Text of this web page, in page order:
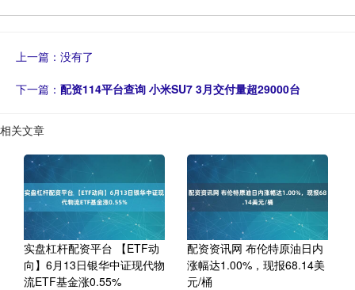
上一篇：没有了
下一篇： 配资114平台查询 小米SU7 3月交付量超29000台
相关文章
实盘杠杆配资平台 【ETF动
向】6月13日银华中证现代物
流ETF基金涨0.55%
配资资讯网 布伦特原油日内
涨幅达1.00%，现报68.14美
元/桶